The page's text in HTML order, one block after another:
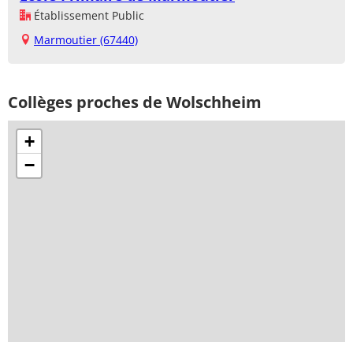
Établissement Public
Marmoutier (67440)
Collèges proches de Wolschheim
+
−